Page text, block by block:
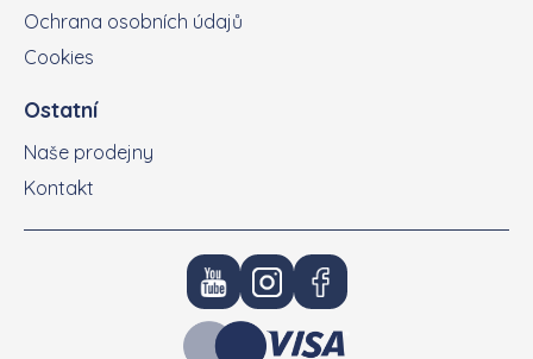
Ochrana osobních údajů
Cookies
Ostatní
Naše prodejny
Kontakt